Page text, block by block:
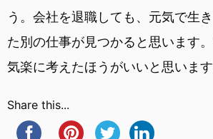
う。会社を退職しても、元気で生
た別の仕事が見つかると思います
気楽に考えたほうがいいと思います
Share this...